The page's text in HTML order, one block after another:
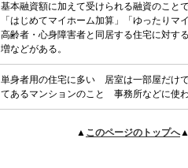
基本融資額に加えて受けられる融資のこと
「はじめてマイホーム加算」「ゆったり
高齢者・心身障害者と同居する住宅に対す
増などがある。
単身者用の住宅に多い 居室は一部屋だけ
てあるマンションのこと 事務所などに使
▲ このページのトップへ